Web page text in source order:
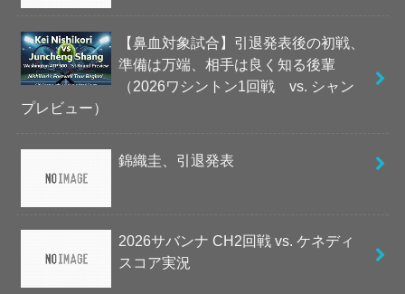
【鼻血対象試合】引退発表後の初戦、
準備は万端、相手は良く知る後輩
（2026ワシントン1回戦 vs. シャン
プレビュー）
錦織圭、引退発表
2026サバンナ CH2回戦 vs. ケネディ
スコア実況